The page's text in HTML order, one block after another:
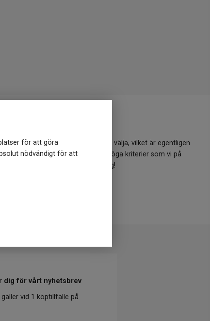
för att göra
nödvändigt för att
att veta vilket märke man ska välja, vilket är egentligen
i shoppen uppfyller de höga kriterier som vi på
Kontakta oss så hjälper vi dig!
dig för vårt nyhetsbrev
vid 1 köptillfälle på